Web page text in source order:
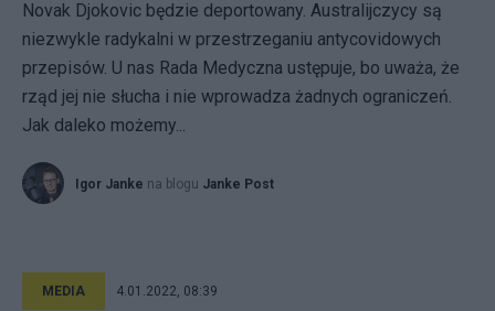
Novak Djokovic będzie deportowany. Australijczycy są
niezwykle radykalni w przestrzeganiu antycovidowych
przepisów. U nas Rada Medyczna ustępuje, bo uważa, że
rząd jej nie słucha i nie wprowadza żadnych ograniczeń.
Jak daleko możemy...
Igor Janke na blogu Janke Post
MEDIA 4.01.2022, 08:39